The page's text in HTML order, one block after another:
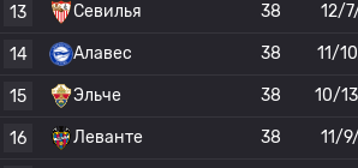
13 Севилья 38 12/
14 Алавес 38 11/
15 Эльче 38 10/
16 Леванте 38 11/